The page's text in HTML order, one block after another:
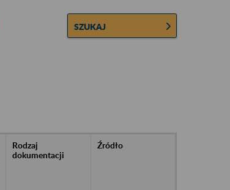
SZUKAJ
Rodzaj
dokumentacji
Źródło